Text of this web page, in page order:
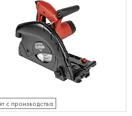
с производства